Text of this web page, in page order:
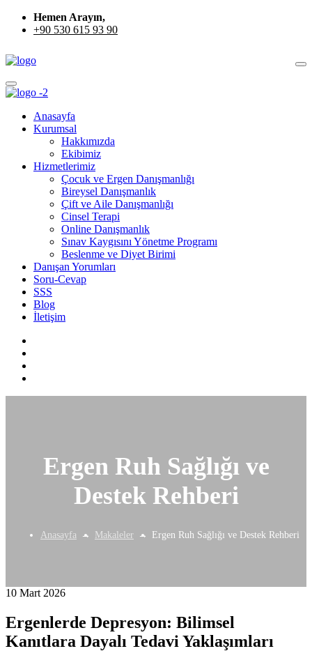
Hemen Arayın,
+90 530 615 93 90
Anasayfa
Kurumsal
Hakkımızda
Ekibimiz
Hizmetlerimiz
Çocuk ve Ergen Danışmanlığı
Bireysel Danışmanlık
Çift ve Aile Danışmanlığı
Cinsel Terapi
Online Danışmanlık
Sınav Kaygısını Yönetme Programı
Beslenme ve Diyet Birimi
Danışan Yorumları
Soru-Cevap
SSS
Blog
İletişim
Ergen Ruh Sağlığı ve
Destek Rehberi
Anasayfa Makaleler Ergen Ruh Sağlığı ve Destek Rehberi
10 Mart 2026
Ergenlerde Depresyon: Bilimsel
Kanıtlara Dayalı Tedavi Yaklaşımları